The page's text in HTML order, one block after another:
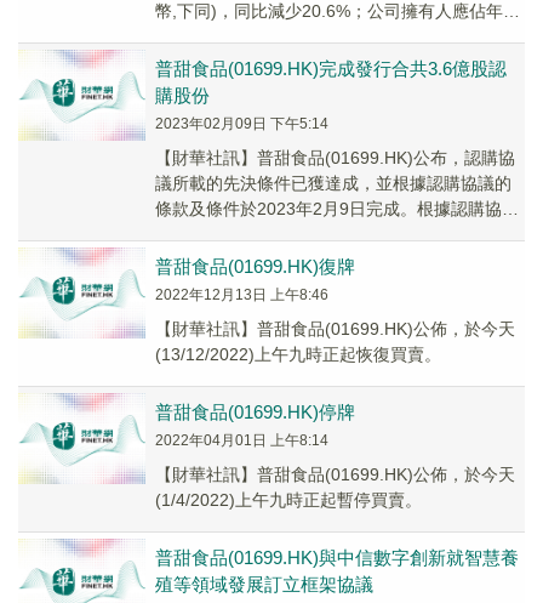
幣,下同)，同比減少20.6%；公司擁有人應佔年度
普甜食品(01699.HK)完成發行合共3.6億股認
購股份
2023年02月09日 下午5:14
【財華社訊】普甜食品(01699.HK)公布，認購協
議所載的先決條件已獲達成，並根據認購協議的
條款及條件於2023年2月9日完成。根據認購協議
普甜食品(01699.HK)復牌
2022年12月13日 上午8:46
【財華社訊】普甜食品(01699.HK)公佈，於今天
(13/12/2022)上午九時正起恢復買賣。
普甜食品(01699.HK)停牌
2022年04月01日 上午8:14
【財華社訊】普甜食品(01699.HK)公佈，於今天
(1/4/2022)上午九時正起暫停買賣。
普甜食品(01699.HK)與中信數字創新就智慧養
殖等領域發展訂立框架協議